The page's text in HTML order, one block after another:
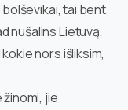
bolševikai, tai bent
nušalins Lietuvą,
nors išliksim,
žinomi, jie